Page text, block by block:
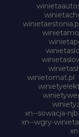
winietomat.pl
xn--sowacja-
xn--wgry-